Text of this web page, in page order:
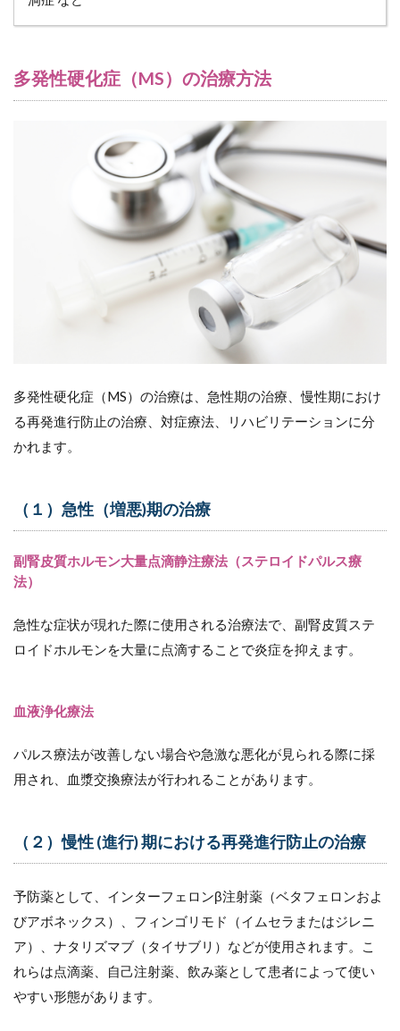
類型と
経過の
11.4
（４）
治療方
法の理
11.5
安定し
11.6
（６）
家族や
解促進
まと
め
多発性硬化症（MS）の治療方法
多発性硬化症（MS）の治療は、急性期の治療、慢性期におけ
る再発進行防止の治療、対症療法、リハビリテーションに分
かれます。
（１）急性（増悪)期の治療
副腎皮質ホルモン大量点滴静注療法（ステロイドパルス療
法）
急性な症状が現れた際に使用される治療法で、副腎皮質ステ
ロイドホルモンを大量に点滴することで炎症を抑えます。
血液浄化療法
パルス療法が改善しない場合や急激な悪化が見られる際に採
用され、血漿交換療法が行われることがあります。
（２）慢性 (進行) 期における再発進行防止の治療
予防薬として、インターフェロンβ注射薬（ベタフェロンおよ
びアボネックス）、フィンゴリモド（イムセラまたはジレニ
ア）、ナタリズマブ（タイサブリ）などが使用されます。こ
れらは点滴薬、自己注射薬、飲み薬として患者によって使い
やすい形態があります。